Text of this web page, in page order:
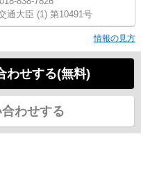
通大臣 (1) 第10491号
情報の見方
わせする(無料)
わせする